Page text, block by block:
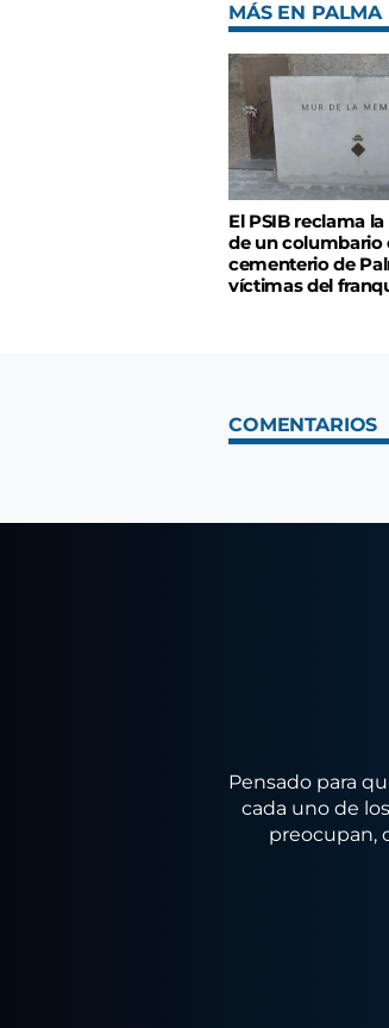
MÁS EN PALMA
El PSIB reclama
de un columbario
cementerio de
víctimas del
COMENTARIOS
Pensado para
cada uno de
preocupan,